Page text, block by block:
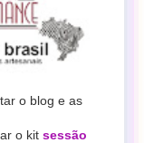
o blog e as
o kit sessão